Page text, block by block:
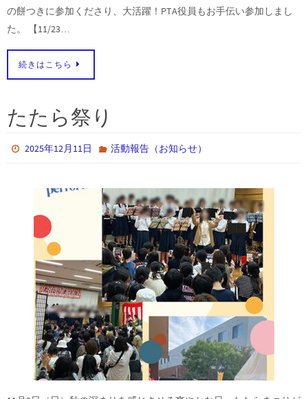
の餅つきに参加くださり、大活躍！PTA役員もお手伝い参加しまし
た。 【11/23…
続きはこちら
たたら祭り
2025年12月11日 活動報告（お知らせ）